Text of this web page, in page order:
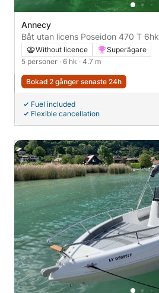
Annecy
Båt utan licens Poseidon 470 T 6hk
Without licence
Superägare
5 personer · 6 hk · 4.7 m
Bokad 2 gånger senaste 24h
Fuel included
Flexible cancellation